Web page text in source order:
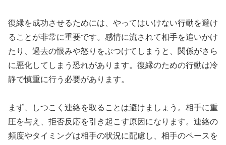
復縁を成功させるためには、やってはいけない行動を避け
ることが非常に重要です。感情に流されて相手を追いかけ
たり、過去の恨みや怒りをぶつけてしまうと、関係がさら
に悪化してしまう恐れがあります。復縁のための行動は冷
静で慎重に行う必要があります。
まず、しつこく連絡を取ることは避けましょう。相手に重
圧を与え、拒否反応を引き起こす原因になります。連絡の
頻度やタイミングは相手の状況に配慮し、相手のペースを